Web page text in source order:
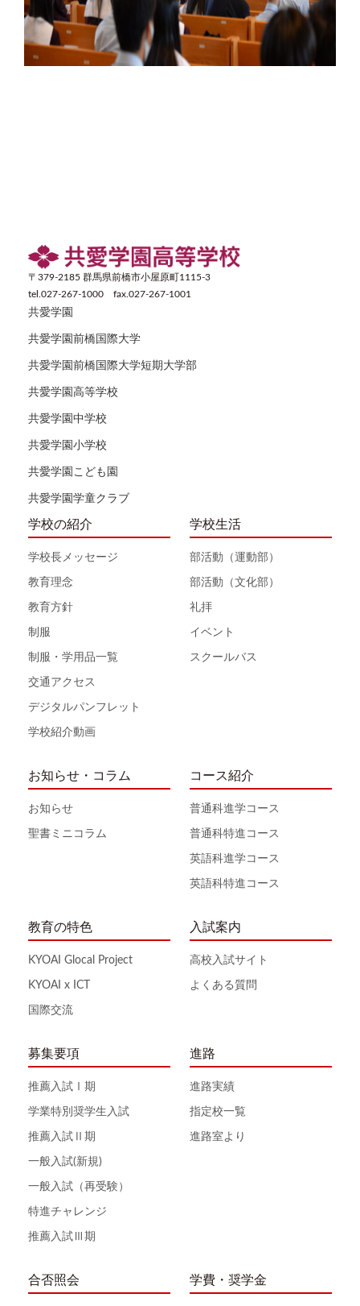
〒379-2185 群馬県前橋市小屋原町1115-3
tel.027-267-1000 fax.027-267-1001
共愛学園
共愛学園前橋国際大学
共愛学園前橋国際大学短期大学部
共愛学園高等学校
共愛学園中学校
共愛学園小学校
共愛学園こども園
共愛学園学童クラブ
学校の紹介
学校長メッセージ
教育理念
教育方針
制服
制服・学用品一覧
交通アクセス
デジタルパンフレット
学校紹介動画
学校生活
部活動（運動部）
部活動（文化部）
礼拝
イベント
スクールバス
お知らせ・コラム
お知らせ
聖書ミニコラム
コース紹介
普通科進学コース
普通科特進コース
英語科進学コース
英語科特進コース
教育の特色
KYOAI Glocal Project
KYOAI x ICT
国際交流
入試案内
高校入試サイト
よくある質問
募集要項
推薦入試Ⅰ期
学業特別奨学生入試
推薦入試Ⅱ期
一般入試(新規)
一般入試（再受験）
特進チャレンジ
推薦入試Ⅲ期
進路
進路実績
指定校一覧
進路室より
合否照会 学費・奨学金